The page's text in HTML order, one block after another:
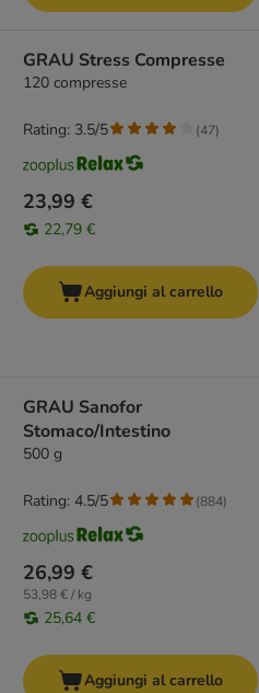
GRAU Stress Compresse
120 compresse
23,99 €
22,79 €
Rating: 3.5/5 (47)
Aggiungi al carrello
GRAU Sanofor
Stomaco/Intestino
500 g
26,99 €
53,98 € / kg
25,64 €
Rating: 4.5/5 (884)
Aggiungi al carrello